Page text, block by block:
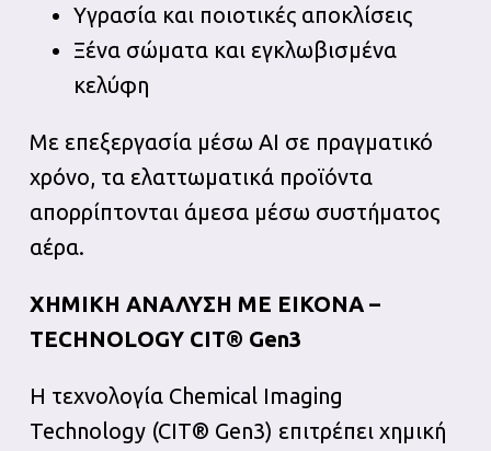
Υγρασία και ποιοτικές αποκλίσεις
Ξένα σώματα και εγκλωβισμένα
κελύφη
Με επεξεργασία μέσω AI σε πραγματικό
χρόνο, τα ελαττωματικά προϊόντα
απορρίπτονται άμεσα μέσω συστήματος
αέρα.
ΧΗΜΙΚΗ ΑΝΑΛΥΣΗ ΜΕ ΕΙΚΟΝΑ –
TECHNOLOGY CIT® Gen3
Η τεχνολογία Chemical Imaging
Technology (CIT® Gen3) επιτρέπει χημική